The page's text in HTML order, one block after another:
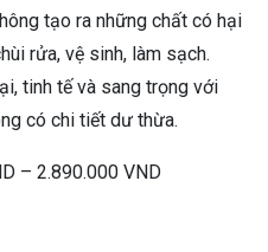
tạo ra những chất có hại
rửa, vệ sinh, làm sạch.
tinh tế và sang trọng với
có chi tiết dư thừa.
– 2.890.000 VND